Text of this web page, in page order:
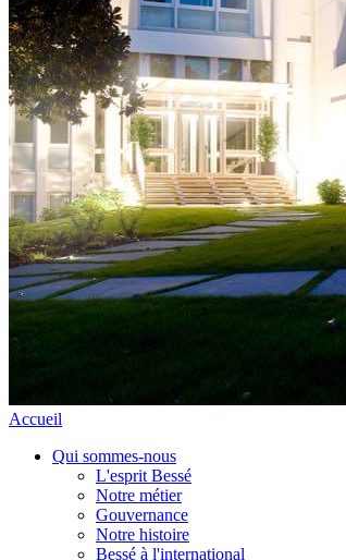
Accueil
Qui sommes-nous
L'esprit Bessé
Notre métier
Gouvernance
Notre histoire
Bessé à l'international